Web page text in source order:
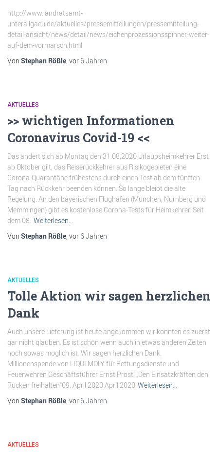
http://www.landratsamt-
unterallgaeu.de/aktuelles/pressemitteilungen/pressemitteilung-
detail-ansicht/news/detail/news/eichenprozessionsspinner-weiter-
auf-dem-vormarsch.html
Von Stephan Rößle, vor 6 Jahren
AKTUELLES
>> wichtigen Informationen
Coronavirus Covid-19 <<
Das ändert sich ab Montag den 31.08.2020 Urlaubsheimkehrer Erst
ab Oktober gilt, das Reiserückkehrer aus Risikogebieten eine
Corona-Quarantäne frühestens durch einen Test ab dem fünften
Tag nach Rückkehr beenden können. So lange bleibt die alte
Regelung. An den bayerischen Flughäfen (München, Nürnberg und
Memmingen) gibt es kostenlose Corona-Tests für Heimkehrer. Seit
dem 08. Weiterlesen…
Von Stephan Rößle, vor 6 Jahren
AKTUELLES
Tolle Aktion wir sagen herzlichen
Dank
Auch unsere Lieferung ist heute angekommen wir konnten es zuerst
gar nicht glauben. Es ist schön wenn auch in etwas anderen Zeiten
noch sowas möglich ist. Wir sagen herzlichen Dank.
Millionenspende von LIQUI MOLY für Rettungsdienste und
Feuerwehren Geschäftsführer Ernst Prost: „Den Einsatzkräften den
Rücken freihalten“09. April 2020 April 2020 Weiterlesen…
Von Stephan Rößle, vor 6 Jahren
AKTUELLES